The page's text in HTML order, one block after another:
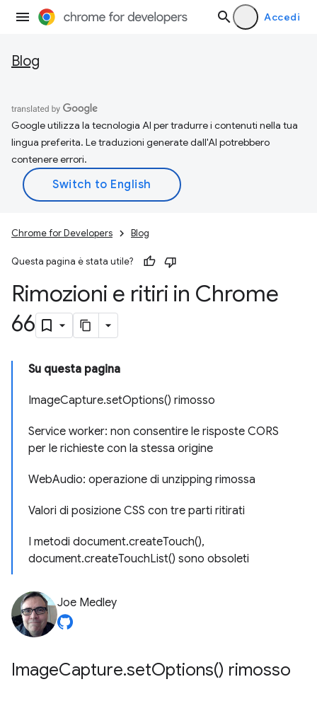
Accedi
Blog
Google utilizza la tecnologia AI per tradurre i contenuti nella tua
lingua preferita. Le traduzioni generate dall'AI potrebbero
contenere errori.
Chrome for Developers Blog
Questa pagina è stata utile?
Rimozioni e ritiri in Chrome
66
Su questa pagina
ImageCapture.setOptions() rimosso
Service worker: non consentire le risposte CORS
per le richieste con la stessa origine
WebAudio: operazione di unzipping rimossa
Valori di posizione CSS con tre parti ritirati
I metodi document.createTouch(),
document.createTouchList() sono obsoleti
Joe Medley
ImageCapture.setOptions() rimosso